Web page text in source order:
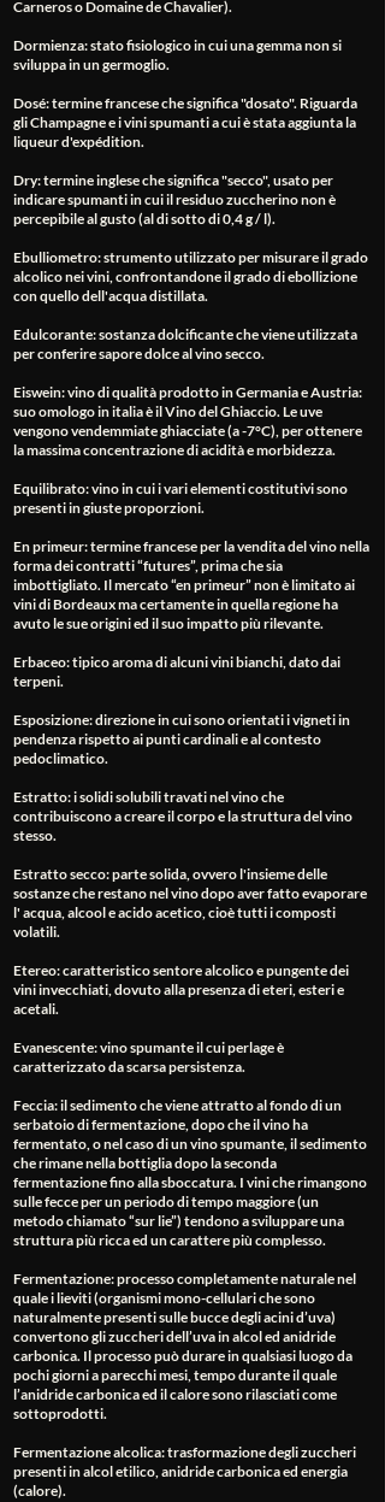
Carneros o Domaine de Chavalier).
Dormienza: stato fisiologico in cui una gemma non si
sviluppa in un germoglio.
Dosé: termine francese che significa "dosato". Riguarda
gli Champagne e i vini spumanti a cui è stata aggiunta la
liqueur d'expédition.
Dry: termine inglese che significa "secco", usato per
indicare spumanti in cui il residuo zuccherino non è
percepibile al gusto (al di sotto di 0,4 g / l).
Ebulliometro: strumento utilizzato per misurare il grado
alcolico nei vini, confrontandone il grado di ebollizione
con quello dell'acqua distillata.
Edulcorante: sostanza dolcificante che viene utilizzata
per conferire sapore dolce al vino secco.
Eiswein: vino di qualità prodotto in Germania e Austria:
suo omologo in italia è il Vino del Ghiaccio. Le uve
vengono vendemmiate ghiacciate (a -7°C), per ottenere
la massima concentrazione di acidità e morbidezza.
Equilibrato: vino in cui i vari elementi costitutivi sono
presenti in giuste proporzioni.
En primeur: termine francese per la vendita del vino nella
forma dei contratti “futures”, prima che sia
imbottigliato. Il mercato “en primeur” non è limitato ai
vini di Bordeaux ma certamente in quella regione ha
avuto le sue origini ed il suo impatto più rilevante.
Erbaceo: tipico aroma di alcuni vini bianchi, dato dai
terpeni.
Esposizione: direzione in cui sono orientati i vigneti in
pendenza rispetto ai punti cardinali e al contesto
pedoclimatico.
Estratto: i solidi solubili travati nel vino che
contribuiscono a creare il corpo e la struttura del vino
stesso.
Estratto secco: parte solida, ovvero l'insieme delle
sostanze che restano nel vino dopo aver fatto evaporare
l' acqua, alcool e acido acetico, cioè tutti i composti
volatili.
Etereo: caratteristico sentore alcolico e pungente dei
vini invecchiati, dovuto alla presenza di eteri, esteri e
acetali.
Evanescente: vino spumante il cui perlage è
caratterizzato da scarsa persistenza.
Feccia: il sedimento che viene attratto al fondo di un
serbatoio di fermentazione, dopo che il vino ha
fermentato, o nel caso di un vino spumante, il sedimento
che rimane nella bottiglia dopo la seconda
fermentazione fino alla sboccatura. I vini che rimangono
sulle fecce per un periodo di tempo maggiore (un
metodo chiamato “sur lie”) tendono a sviluppare una
struttura più ricca ed un carattere più complesso.
Fermentazione: processo completamente naturale nel
quale i lieviti (organismi mono-cellulari che sono
naturalmente presenti sulle bucce degli acini d’uva)
convertono gli zuccheri dell’uva in alcol ed anidride
carbonica. Il processo può durare in qualsiasi luogo da
pochi giorni a parecchi mesi, tempo durante il quale
l’anidride carbonica ed il calore sono rilasciati come
sottoprodotti.
Fermentazione alcolica: trasformazione degli zuccheri
presenti in alcol etilico, anidride carbonica ed energia
(calore).